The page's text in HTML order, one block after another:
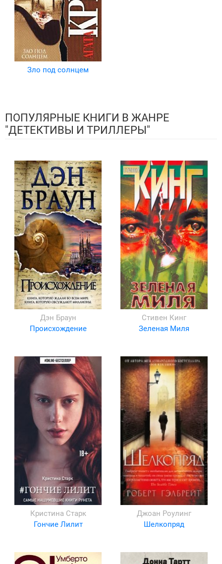
Зло под солнцем
ПОПУЛЯРНЫЕ КНИГИ В ЖАНРЕ
"ДЕТЕКТИВЫ И ТРИЛЛЕРЫ"
Дэн Браун
Происхождение
Стивен Кинг
Зеленая Миля
Кристина Старк
Гончие Лилит
Джоан Роулинг
Шелкопряд